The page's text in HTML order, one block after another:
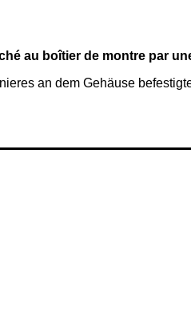
au boîtier de montre par
an dem Gehäuse